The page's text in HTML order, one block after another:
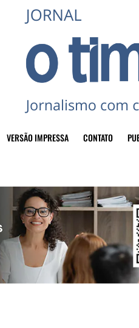
VERSÃO IMPRESSA CONTATO